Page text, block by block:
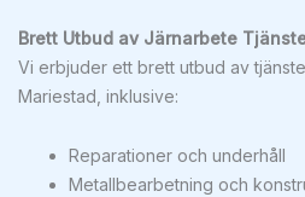
Brett Utbud av Järnarbete
Vi erbjuder ett brett utbud av
Mariestad, inklusive:
Reparationer och underhåll
Metallbearbetning och